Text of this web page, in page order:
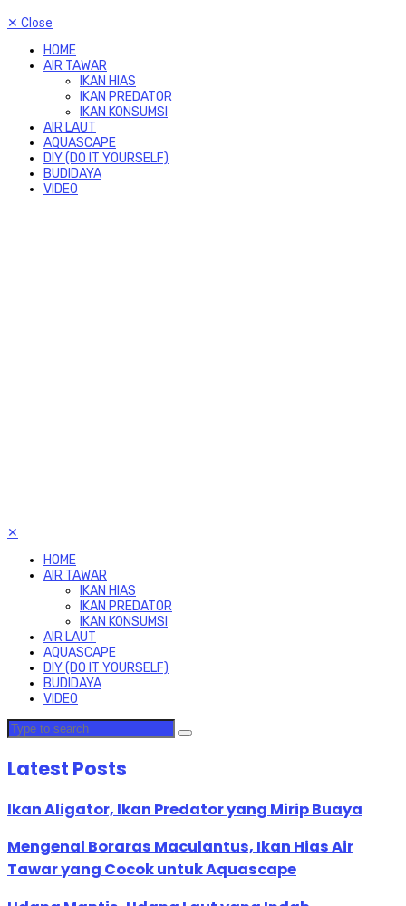
✕ Close
HOME
AIR TAWAR
IKAN HIAS
IKAN PREDATOR
IKAN KONSUMSI
AIR LAUT
AQUASCAPE
DIY (DO IT YOURSELF)
BUDIDAYA
VIDEO
✕
HOME
AIR TAWAR
IKAN HIAS
IKAN PREDATOR
IKAN KONSUMSI
AIR LAUT
AQUASCAPE
DIY (DO IT YOURSELF)
BUDIDAYA
VIDEO
Latest Posts
Ikan Aligator, Ikan Predator yang Mirip Buaya
Mengenal Boraras Maculantus, Ikan Hias Air
Tawar yang Cocok untuk Aquascape